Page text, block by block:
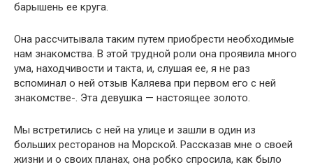
барышень ее круга.
Она рассчитывала таким путем приобрести необходимые
нам знакомства. В этой трудной роли она проявила много
ума, находчивости и такта, и, слушая ее, я не раз
вспоминал о ней отзыв Каляева при первом его с ней
знакомстве-. Эта девушка — настоящее золото.
Мы встретились с ней на улице и зашли в один из
больших ресторанов на Морской. Рассказав мне о своей
жизни и о своих планах, она робко спросила, как было